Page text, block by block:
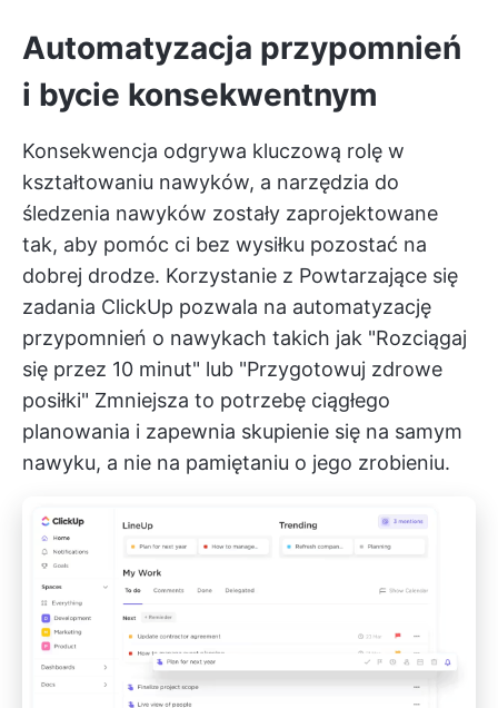
Automatyzacja przypomnień
i bycie konsekwentnym
Konsekwencja odgrywa kluczową rolę w
kształtowaniu nawyków, a narzędzia do
śledzenia nawyków zostały zaprojektowane
tak, aby pomóc ci bez wysiłku pozostać na
dobrej drodze. Korzystanie z Powtarzające się
zadania ClickUp pozwala na automatyzację
przypomnień o nawykach takich jak "Rozciągaj
się przez 10 minut" lub "Przygotowuj zdrowe
posiłki" Zmniejsza to potrzebę ciągłego
planowania i zapewnia skupienie się na samym
nawyku, a nie na pamiętaniu o jego zrobieniu.